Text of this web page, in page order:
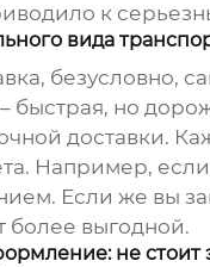
к
вида
безусловно,
быстрая, но
доставки.
Например, если
Если же вы
более выгодной.
не стоит